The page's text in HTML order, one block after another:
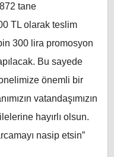
tane
TL olarak teslim
300 lira promosyon
Bu sayede
önemli bir
vatandaşımızın
hayırlı olsun.
nasip etsin”